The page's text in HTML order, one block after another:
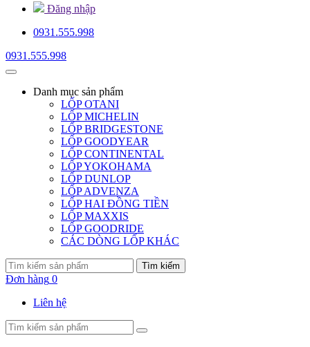
Đăng nhập
0931.555.998
0931.555.998
Danh mục sản phẩm
LỐP OTANI
LỐP MICHELIN
LỐP BRIDGESTONE
LỐP GOODYEAR
LỐP CONTINENTAL
LỐP YOKOHAMA
LỐP DUNLOP
LỐP ADVENZA
LỐP HAI ĐỒNG TIỀN
LỐP MAXXIS
LỐP GOODRIDE
CÁC DÒNG LỐP KHÁC
Tìm kiếm
Đơn hàng 0
Liên hệ